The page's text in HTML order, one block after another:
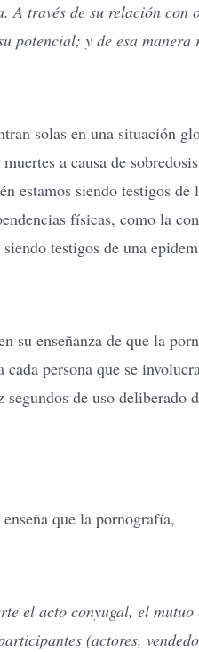
A través de su relación
potencial; y de esa manera
solas en una situación
a causa de
estamos siendo testigos de
físicas, como la
testigos de una
su enseñanza de que la
cada persona que se
de uso deliberado
que la pornografía,
el acto conyugal, el
(actores,